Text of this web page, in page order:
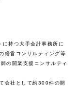
持つ大手会計事務所に
経営コンサルティング等
の開業支援コンサルティ
会社として約300件の開